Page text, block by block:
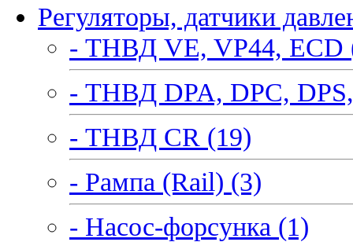
Регуляторы, датчики
- ТНВД VE, VP44, ECD
- ТНВД DPA, DPC,
- ТНВД CR (19)
- Рампа (Rail) (3)
- Насос-форсунка (1)